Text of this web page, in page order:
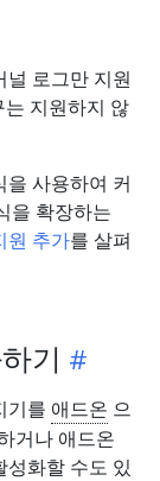
로그만 지원
지원하지 않
사용하여 커
을 확장하는
원 추가를 살펴
기
기를 애드온 으
거나 애드온
화할 수도 있